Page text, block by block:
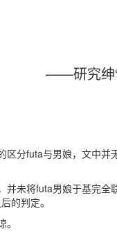
“
区分futa与男娘，文中并
将futa男娘于基完全
的判定。